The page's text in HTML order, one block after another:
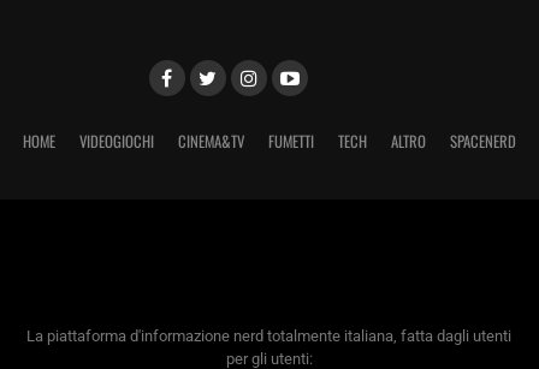
HOME VIDEOGIOCHI CINEMA&TV FUMETTI TECH ALTRO SPACENERD
La piattaforma d'informazione nerd totalmente italiana, fatta dagli utenti
per gli utenti: